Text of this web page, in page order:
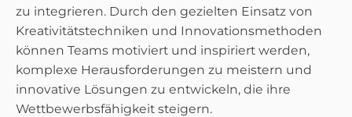
zu integrieren. Durch den gezielten Einsatz von
Kreativitätstechniken und Innovationsmethoden
können Teams motiviert und inspiriert werden,
komplexe Herausforderungen zu meistern und
innovative Lösungen zu entwickeln, die ihre
Wettbewerbsfähigkeit steigern.